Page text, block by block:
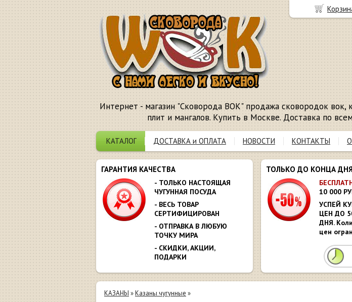
Интернет - магазин "Сковорода ВОК" продажа сковородок вок,
плит и мангалов. Купить в Москве. Доставка по
КАТАЛОГ ДОСТАВКА и ОПЛАТА НОВОСТИ КОНТАКТЫ
ГАРАНТИЯ КАЧЕСТВА
- ТОЛЬКО НАСТОЯЩАЯ
ЧУГУННАЯ ПОСУДА
- ВЕСЬ ТОВАР
СЕРТИФИЦИРОВАН
- ОТПРАВКА В ЛЮБУЮ
ТОЧКУ МИРА
- СКИДКИ, АКЦИИ,
ПОДАРКИ
ТОЛЬКО ДО КОНЦА
10 000
УСПЕЙ
ЦЕН ДО
ДНЯ.
цен
КАЗАНЫ »Казаны чугунные »